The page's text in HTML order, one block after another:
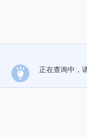
正在查询中，